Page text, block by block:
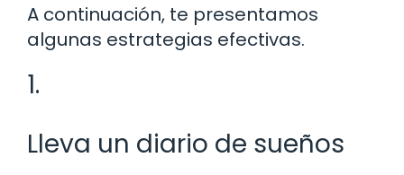
A continuación, te presentamos
algunas estrategias efectivas.
1.
Lleva un diario de sueños